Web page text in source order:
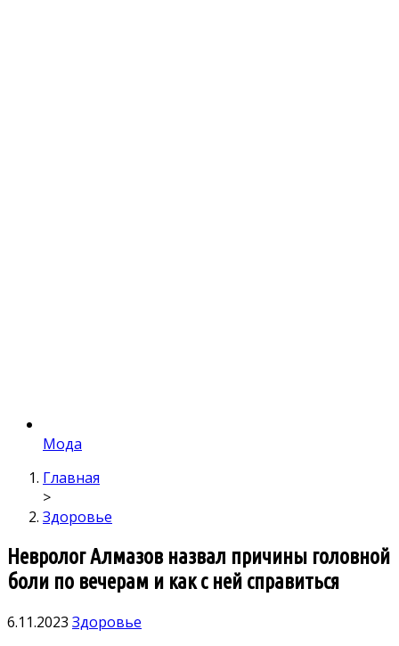
Мода
Главная
>
Здоровье
Невролог Алмазов назвал причины головной
боли по вечерам и как с ней справиться
6.11.2023 Здоровье